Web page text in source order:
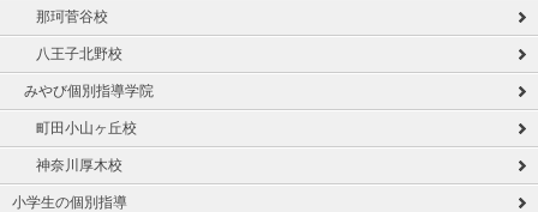
那珂菅谷校
八王子北野校
みやび個別指導学院
町田小山ヶ丘校
神奈川厚木校
小学生の個別指導